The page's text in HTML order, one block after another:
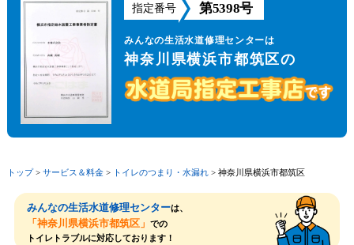
指定番号 第5398号
みんなの生活水道修理センターは
神奈川県横浜市都筑区の
トップ > サービス＆料⾦ > トイレのつまり・⽔漏れ > 神奈川県横浜市都筑区
みんなの生活水道修理センターは、
「神奈川県横浜市都筑区」 での
トイレトラブルに対応しております！